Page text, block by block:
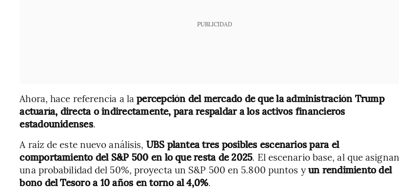
PUBLICIDAD
Ahora, hace referencia a lapercepción del mercado de que la administración Trump
actuaría, directa o indirectamente, para respaldar a los activos financieros
estadounidenses.
A raíz de este nuevo análisis, UBS plantea tres posibles escenarios para el
comportamiento del S&P 500 en lo que resta de 2025. El escenario base, al que asignan
una probabilidad del 50%, proyecta un S&P 500 en 5.800 puntos yun rendimiento del
bono del Tesoro a 10 años en torno al 4,0%.